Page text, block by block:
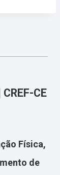
CE
Física,
de